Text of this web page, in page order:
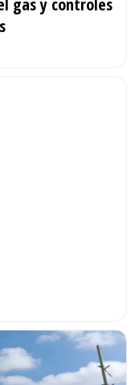
gas y controles